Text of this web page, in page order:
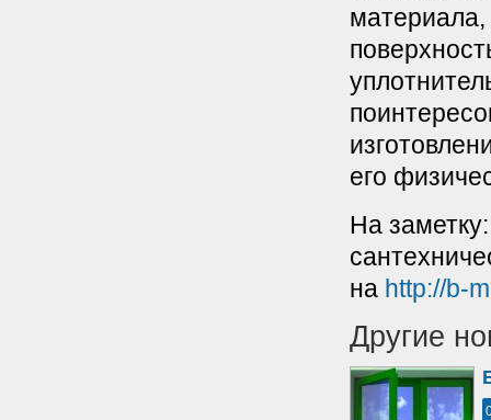
материала,
его
На
на http://b-
Другие